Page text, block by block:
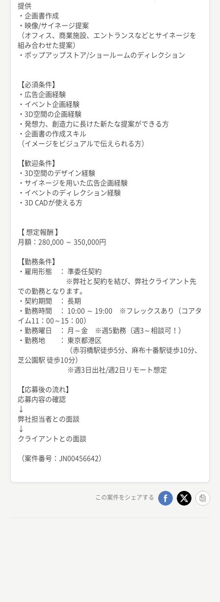
提供
・企画書作成
・映像/サイネージ提案
（オフィス、商業施設、エントランスなどとサイネージを
組み合わせた提案）
・ポップアップストア/ショールームのディレクション
【必須条件】
・広告企画経験
・イベント企画経験
・3D空間の企画経験
・発想力、創造力に長けた新たな提案ができる方
・企画書の作成スキル
（イメージをビジュアルで伝えられる方）
【歓迎条件】
・3D空間のデザイン経験
・サイネージを用いた広告企画経験
・イベントのディレクション経験
・3D CADが使える方
【 想定報酬 】
月額：280,000 ～ 350,000円
【勤務条件】
・雇用形態 ： 準委任契約
※弊社と契約を結び、弊社クライアント先
での勤務となります。
・契約期間 ： 長期
・勤務時間 ： 10:00 ～ 19:00 ※フレックスあり（コアタ
イム11：00～15：00）
・勤務曜日 ： 月～金 ※週5勤務（週3～相談可！）
・勤務地 ： 東京都港区
（赤羽橋駅徒歩5分、麻布十番駅徒歩10分、
芝公園駅 徒歩10分）
※週3日出社/週2日リモート想定
【応募後の流れ】
応募内容の確認
↓
弊社担当者との面談
↓
クライアントとの面談
（案件番号：JN00456642）
この案件をシェアする